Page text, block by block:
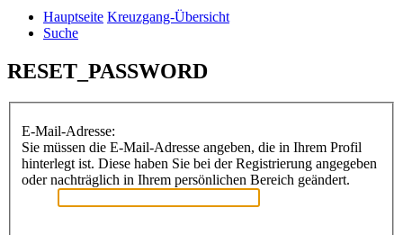
Hauptseite Kreuzgang-Übersicht
Suche
RESET_PASSWORD
E-Mail-Adresse:
Sie müssen die E-Mail-Adresse angeben, die in Ihrem Profil
hinterlegt ist. Diese haben Sie bei der Registrierung angegeben
oder nachträglich in Ihrem persönlichen Bereich geändert.